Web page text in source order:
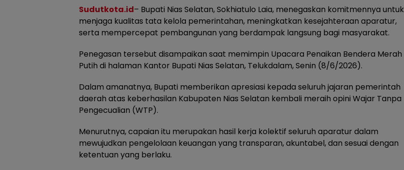
Sudutkota.id– Bupati Nias Selatan, Sokhiatulo Laia, menegaskan komitmennya untuk
menjaga kualitas tata kelola pemerintahan, meningkatkan kesejahteraan aparatur,
serta mempercepat pembangunan yang berdampak langsung bagi masyarakat.
Penegasan tersebut disampaikan saat memimpin Upacara Penaikan Bendera Merah
Putih di halaman Kantor Bupati Nias Selatan, Telukdalam, Senin (8/6/2026).
Dalam amanatnya, Bupati memberikan apresiasi kepada seluruh jajaran pemerintah
daerah atas keberhasilan Kabupaten Nias Selatan kembali meraih opini Wajar Tanpa
Pengecualian (WTP).
Menurutnya, capaian itu merupakan hasil kerja kolektif seluruh aparatur dalam
mewujudkan pengelolaan keuangan yang transparan, akuntabel, dan sesuai dengan
ketentuan yang berlaku.